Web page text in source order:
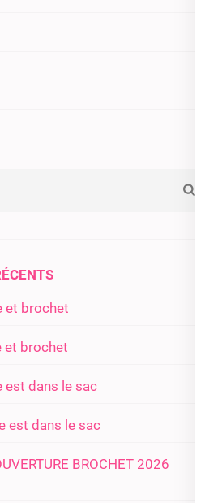
et brochet
et brochet
est dans le sac
est dans le sac
BROCHET 2026